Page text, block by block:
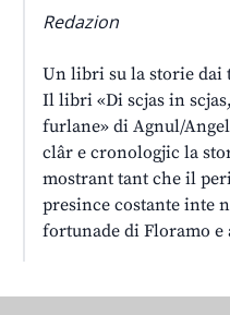
Redazion
Un libri su la storie dai
Il libri «Di scjas in
furlane» di Agnul/
clâr e cronologjic la
mostrant tant che il
presince costante inte
fortunade di Floramo